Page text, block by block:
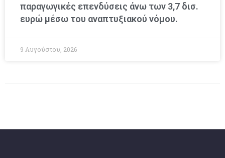
παραγωγικές επενδύσεις άνω των 3,7 δισ.
ευρώ μέσω του αναπτυξιακού νόμου.
9 Αυγούστου, 2026